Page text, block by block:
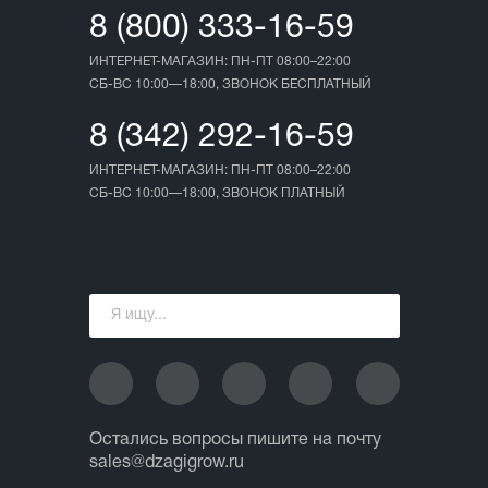
8 (800) 333-16-59
ИНТЕРНЕТ-МАГАЗИН: ПН-ПТ 08:00–22:00
СБ-ВС 10:00—18:00, ЗВОНОК БЕСПЛАТНЫЙ
8 (342) 292-16-59
ИНТЕРНЕТ-МАГАЗИН: ПН-ПТ 08:00–22:00
СБ-ВС 10:00—18:00, ЗВОНОК ПЛАТНЫЙ
Остались вопросы пишите на почту
sales@dzagigrow.ru